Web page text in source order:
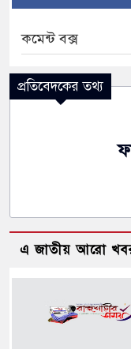
কমেন্ট বক্স
প্রতিবেদকের তথ্য
এ জাতীয় আরো